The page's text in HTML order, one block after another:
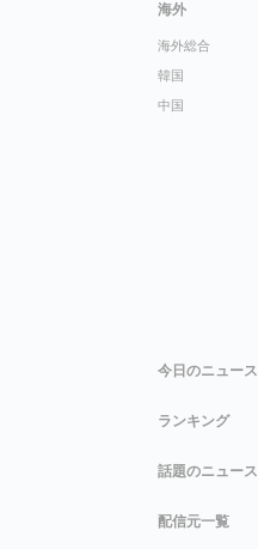
海外
海外総合
韓国
中国
今日のニュース
ランキング
話題のニュース
配信元一覧